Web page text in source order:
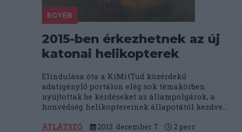
EGYÉB
2015-ben érkezhetnek az új
katonai helikopterek
Elindulása óta a KiMitTud közérdekű
adatigénylő portálon elég sok témakörben
nyújtottak be kérdéseket az állampolgárok, a
honvédség helikoptereinek állapotától kezdve...
ÁTLÁTSZÓ 2013. december 7. 2 perc